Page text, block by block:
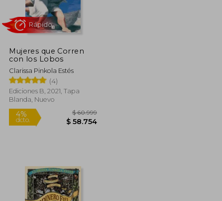
$ 37.500
$ 33.750
Mujeres que Corren
con los Lobos
Clarissa Pinkola Estés
(4)
Ediciones B, 2021, Tapa
Blanda, Nuevo
4%
dcto.